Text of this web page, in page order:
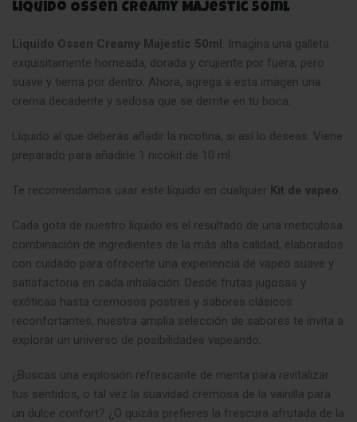
Liquido Ossen Creamy Majestic 50ml
Liquido Ossen Creamy Majestic 50ml . Imagina una galleta
exquisitamente horneada, dorada y crujiente por fuera, pero
suave y tierna por dentro. Ahora, agrega a esta imagen una
crema decadente y sedosa que se derrite en tu boca.
Líquido al que deberás añadir la nicotina, si así lo deseas. Viene
preparado para añadirle 1 nicokit de 10 ml.
Te recomendamos usar este líquido en cualquier Kit de vapeo.
Cada gota de nuestro líquido es el resultado de una meticulosa
combinación de ingredientes de la más alta calidad, elaborados
con cuidado para ofrecerte una experiencia de vapeo suave y
satisfactoria en cada inhalación. Desde frutas jugosas y
exóticas hasta cremosos postres y sabores clásicos
reconfortantes, nuestra amplia selección de sabores te invita a
explorar un universo de posibilidades vapeando.
¿Buscas una explosión refrescante de menta para revitalizar
tus sentidos, o tal vez la suavidad cremosa de la vainilla para
un dulce confort? ¿O quizás prefieres la frescura afrutada de la